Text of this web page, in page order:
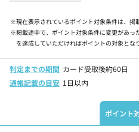
※現在表示されているポイント対象条件は、掲
※掲載途中で、ポイント対象条件に変更があ
を達成していただければポイントの対象とな
判定までの期間 カード受取後約60日
通帳記載の目安 1日以内
ポイント